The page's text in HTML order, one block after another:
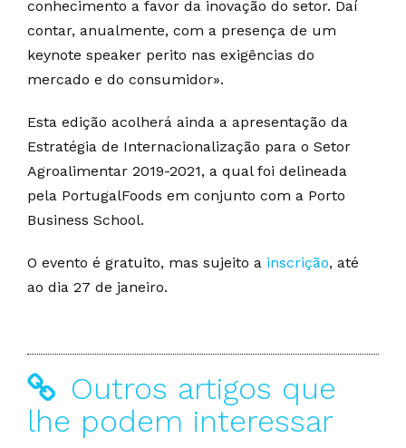
conhecimento a favor da inovação do setor. Daí
contar, anualmente, com a presença de um
keynote speaker perito nas exigências do
mercado e do consumidor».
Esta edição acolherá ainda a apresentação da
Estratégia de Internacionalização para o Setor
Agroalimentar 2019-2021, a qual foi delineada
pela PortugalFoods em conjunto com a Porto
Business School.
O evento é gratuito, mas sujeito a inscrição, até
ao dia 27 de janeiro.
Outros artigos que
lhe podem interessar